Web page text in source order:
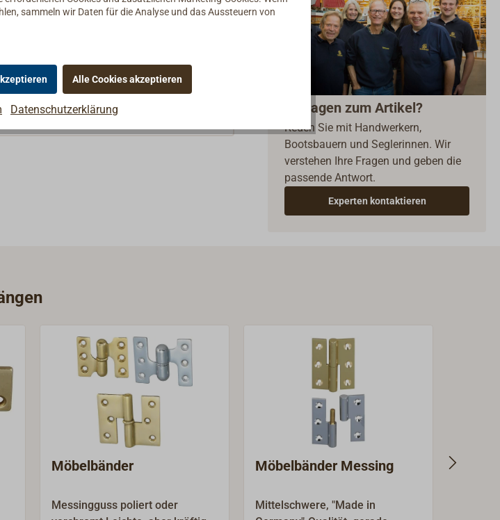
Fragen zum Artikel?
Reden Sie mit Handwerkern,
Bootsbauern und Seglerinnen. Wir
verstehen Ihre Fragen und geben die
passende Antwort.
Experten kontaktieren
Möbelbänder
Messingguss poliert oder
Möbelbänder Messing
Mittelschwere, "Made in
sammeln wir Daten für die Analyse und das Aussteuern von
Alle Cookies akzeptieren
Datenschutzerklärung